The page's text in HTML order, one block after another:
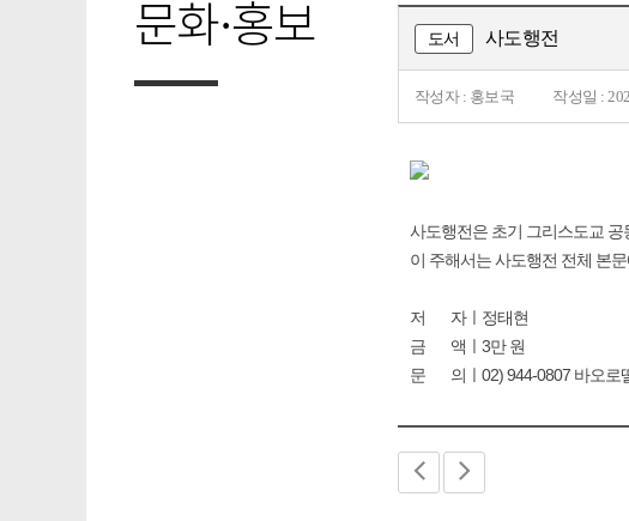
문화·홍보 도서 사도행전
작성자 : 홍보국 작성일 :
사도행전은 초기 그리스도교
이 주해서는 사도행전 전체 본
저 자ㅣ정태현
금 액ㅣ3만 원
문 의ㅣ02) 944-0807 바오로